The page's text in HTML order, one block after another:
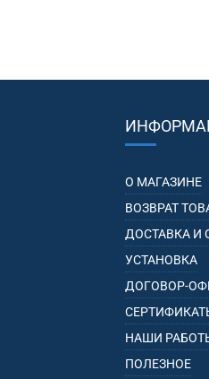
О МАГАЗИНЕ
ВОЗВРАТ
ДОСТАВКА И
УСТАНОВКА
ДОГОВОР-
НАШИ
ПОЛЕЗНОЕ